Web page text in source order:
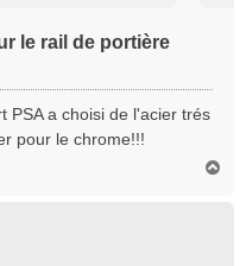
le rail de portière
PSA a choisi de l'acier trés
pour le chrome!!!